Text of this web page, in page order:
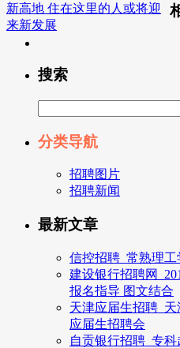
新高地 住在这里的人或将迎
来新发展
搜索
分类导航
招聘图片
招聘新闻
最新文章
信控招聘_常熟理工
建设银行招聘网
报名指导 图文结合
天津应届生招聘_
应届生招聘会
自贡银行招聘_专